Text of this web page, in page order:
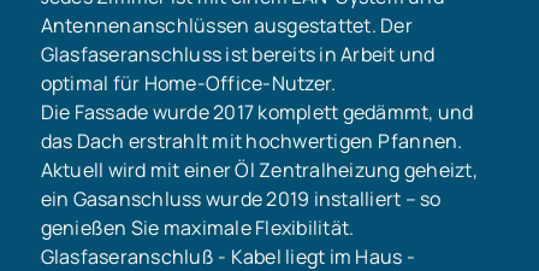
Antennenanschlüssen ausgestattet. Der
Glasfaseranschluss ist bereits in Arbeit und
optimal für Home-Office-Nutzer.
Die Fassade wurde 2017 komplett gedämmt, und
das Dach erstrahlt mit hochwertigen Pfannen.
Aktuell wird mit einer Öl Zentralheizung geheizt,
ein Gasanschluss wurde 2019 installiert – so
genießen Sie maximale Flexibilität.
Glasfaseranschluß - Kabel liegt im Haus -